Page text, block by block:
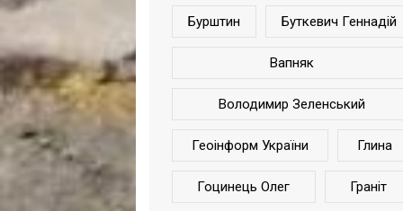
Бурштин Буткевич Геннадій
Вапняк
Володимир Зеленський
Геоінформ України Глина
Гоцинець Олег Граніт